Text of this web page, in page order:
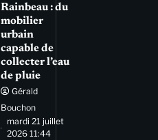
Rainbeau : du
mobilier
urbain
capable de
collecter l’eau
de pluie
Gérald
Bouchon
mardi 21 juillet
2026 11:44